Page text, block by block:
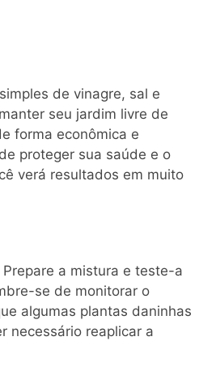
de vinagre, sal e
seu jardim livre de
forma econômica e
proteger sua saúde e o
verá resultados em muito
a mistura e teste-a
se de monitorar o
algumas plantas daninhas
necessário reaplicar a